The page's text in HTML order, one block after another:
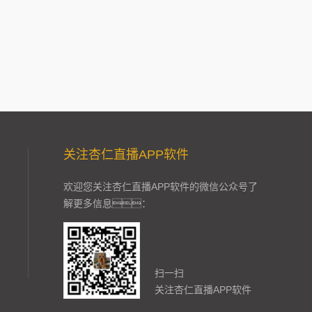
关注杏仁直播APP软件
欢迎您关注杏仁直播APP软件的微信公众号了
解更多信息：
扫一扫
关注杏仁直播APP软件